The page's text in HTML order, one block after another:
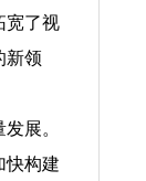
宽了视
新领
展。
快构建